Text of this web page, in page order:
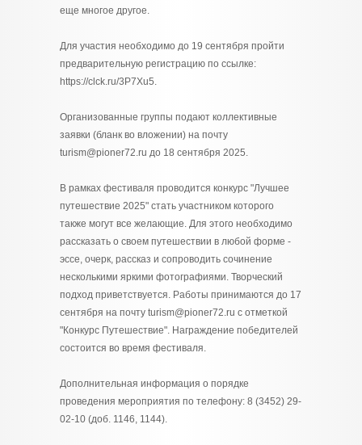
еще многое другое.
Для участия необходимо до 19 сентября пройти
предварительную регистрацию по ссылке:
https://clck.ru/3P7Xu5.
Организованные группы подают коллективные
заявки (бланк во вложении) на почту
turism@pioner72.ru до 18 сентября 2025.
В рамках фестиваля проводится конкурс "Лучшее
путешествие 2025" стать участником которого
также могут все желающие. Для этого необходимо
рассказать о своем путешествии в любой форме -
эссе, очерк, рассказ и сопроводить сочинение
несколькими яркими фотографиями. Творческий
подход приветствуется. Работы принимаются до 17
сентября на почту turism@pioner72.ru с отметкой
"Конкурс Путешествие". Награждение победителей
состоится во время фестиваля.
Дополнительная информация о порядке
проведения мероприятия по телефону: 8 (3452) 29-
02-10 (доб. 1146, 1144).